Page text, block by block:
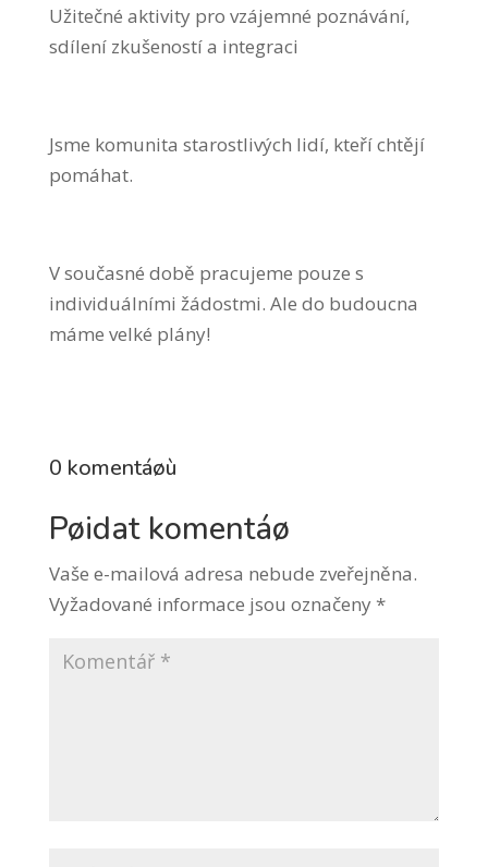
Užitečné aktivity pro vzájemné poznávání,
sdílení zkušeností a integraci
Jsme komunita starostlivých lidí, kteří chtějí
pomáhat.
V současné době pracujeme pouze s
individuálními žádostmi. Ale do budoucna
máme velké plány!
0 komentáøù
Pøidat komentáø
Vaše e-mailová adresa nebude zveřejněna.
Vyžadované informace jsou označeny *